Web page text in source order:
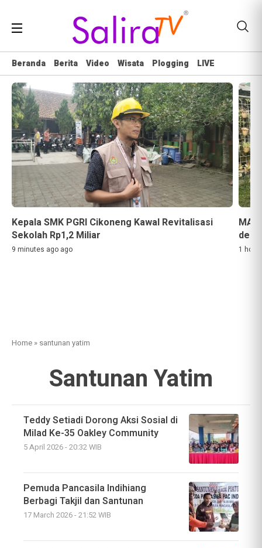
Beranda Berita Video Wisata Plogging LIVE
Kepala SMK PGRI Cikoneng Kawal Revitalisasi
Sekolah Rp1,2 Miliar
9 minutes ago ago 1 hour
Home » santunan yatim
Santunan Yatim
Teddy Setiadi Dorong Aksi Sosial di
Milad Ke-35 Oakley Community
5 April 2026 - 20:32 WIB
Pemuda Pancasila Indihiang
Berbagi Takjil dan Santunan
17 March 2026 - 21:52 WIB